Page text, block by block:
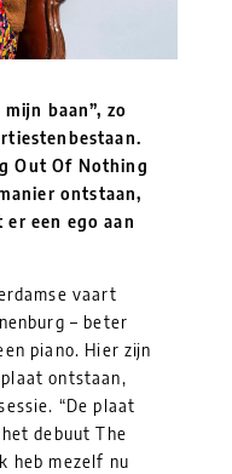
baan”, zo
Out Of Nothing
ontstaan,
een ego aan
vaart
– beter
piano. Hier zijn
ontstaan,
“De plaat
debuut The
heb mezelf nu